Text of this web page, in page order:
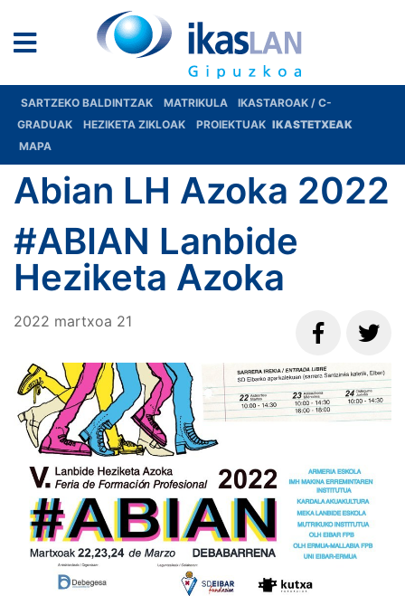
SARTZEKO BALDINTZAK MATRIKULA
IKASTAROAK / C-
GRADUAK
HEZIKETA ZIKLOAK PROIEKTUAK IKASTETXEAK
MAPA
Abian LH Azoka 2022
#ABIAN Lanbide
Heziketa Azoka
2022 martxoa 21